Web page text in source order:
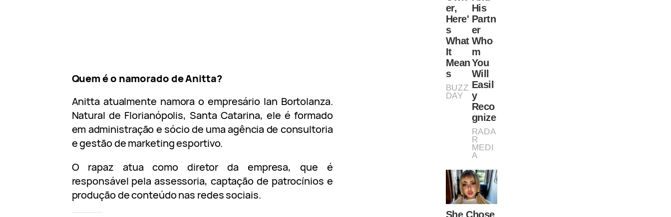
Quem é o namorado de Anitta?
Anitta atualmente namora o empresário Ian Bortolanza.
Natural de Florianópolis, Santa Catarina, ele é formado
em administração e sócio de uma agência de consultoria
e gestão de marketing esportivo.
O rapaz atua como diretor da empresa, que é
responsável pela assessoria, captação de patrocínios e
produção de conteúdo nas redes sociais.